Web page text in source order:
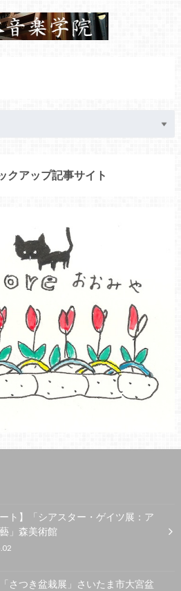
クアップ記事サイト
ート】「シアスター・ゲイツ展：ア
」森美術館
さつき盆栽展」さいたま市大宮盆